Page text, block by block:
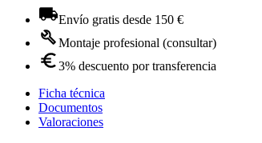
Envío gratis desde 150 €
Montaje profesional (consultar)
3% descuento por transferencia
Ficha técnica
Documentos
Valoraciones